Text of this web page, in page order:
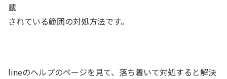
載
されている範囲の対処方法です。
lineのヘルプのページを見て、落ち着いて対処すると解決